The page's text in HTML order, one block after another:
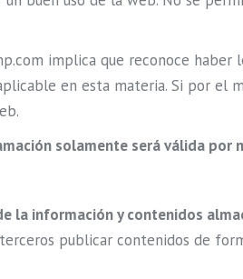
implica que reconoce
en esta materia. Si por el
solamente será válida
la información y contenidos
publicar contenidos de